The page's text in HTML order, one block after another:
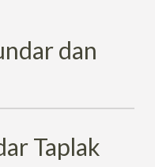
dan
Taplak